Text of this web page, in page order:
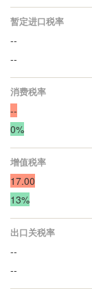
暂定进口税率
--
--
消费税率
--
0%
增值税率
17.00
13%
出口关税率
--
--